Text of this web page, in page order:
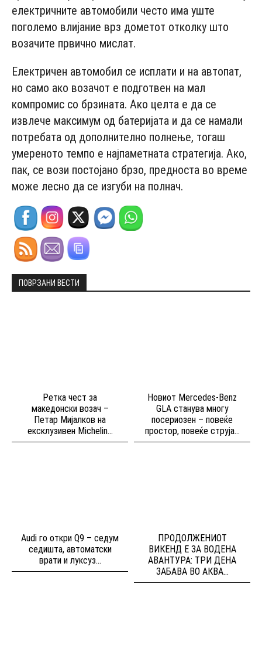
електричните автомобили често има уште
поголемо влијание врз дометот отколку што
возачите првично мислат.
Eлектричен автомобил се исплати и на автопат,
но само ако возачот е подготвен на мал
компромис со брзината. Ако целта е да се
извлече максимум од батеријата и да се намали
потребата од дополнително полнење, тогаш
умереното темпо е најпаметната стратегија. Ако,
пак, се вози постојано брзо, предноста во време
може лесно да се изгуби на полнач.
ПОВРЗАНИ ВЕСТИ
Ретка чест за
македонски возач –
Петар Мијалков на
ексклузивен Michelin...
Новиот Mercedes-Benz
GLA станува многу
посериозен – повеќе
простор, повеќе струја...
Audi го откри Q9 – седум
седишта, автоматски
врати и луксуз...
ПРОДОЛЖЕНИОТ
ВИКЕНД Е ЗА ВОДЕНА
АВАНТУРА: ТРИ ДЕНА
ЗАБАВА ВО АКВА...